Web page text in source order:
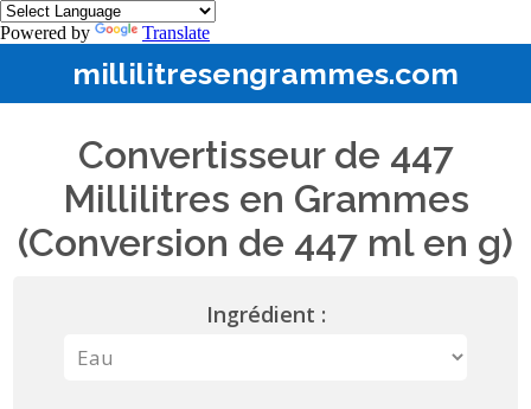
Powered by Translate
millilitresengrammes.com
Convertisseur de 447
Millilitres en Grammes
(Conversion de 447 ml en g)
Ingrédient :